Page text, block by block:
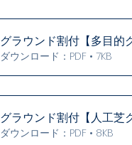
グラウンド割付【多目的
ダウンロード：PDF • 7KB
グラウンド割付【人工芝
ダウンロード：PDF • 8KB